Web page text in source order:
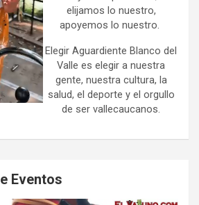
elijamos lo nuestro,
apoyemos lo nuestro.
Elegir Aguardiente Blanco del
Valle es elegir a nuestra
gente, nuestra cultura, la
salud, el deporte y el orgullo
de ser vallecaucanos.
Eventos